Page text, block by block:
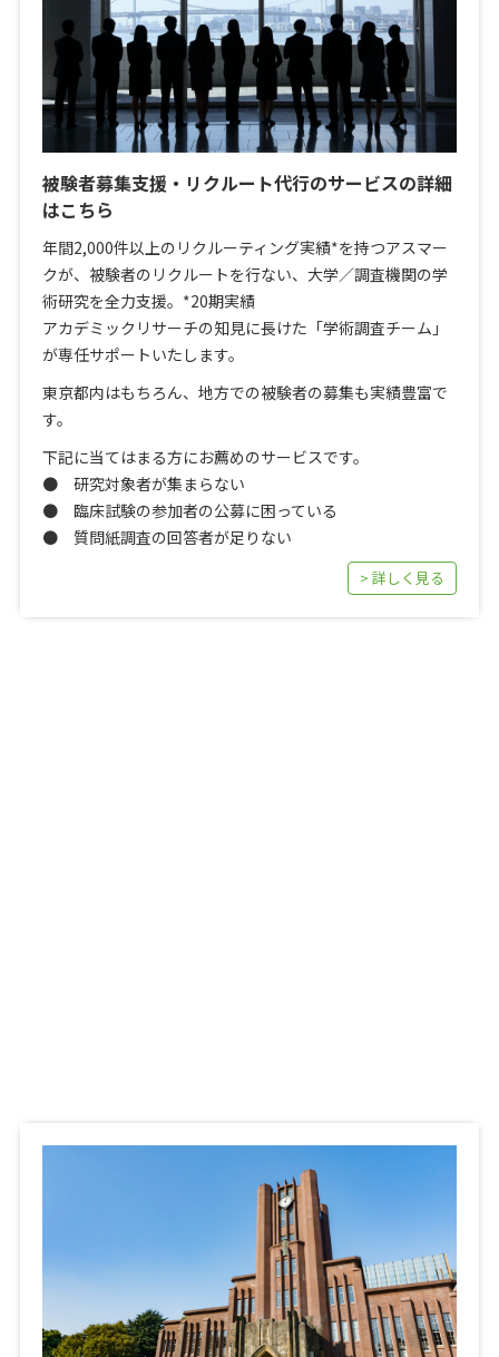
被験者募集支援・リクルート代行のサービスの詳細
はこちら
年間2,000件以上のリクルーティング実績*を持つアスマー
クが、被験者のリクルートを行ない、大学／調査機関の学
術研究を全力支援。*20期実績
アカデミックリサーチの知見に長けた「学術調査チーム」
が専任サポートいたします。
東京都内はもちろん、地方での被験者の募集も実績豊富で
す。
下記に当てはまる方にお薦めのサービスです。
● 研究対象者が集まらない
● 臨床試験の参加者の公募に困っている
● 質問紙調査の回答者が足りない
> 詳しく見る